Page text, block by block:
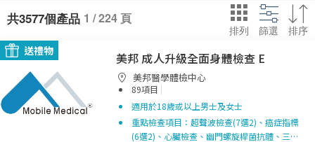
共3577個產品 1 / 224 頁
排列 篩選
排序
送禮物
美邦 成人升級全面身體檢查 E
美邦醫學體檢中心
89項目 |
適用於18歲或以上男士及女士
重點檢查項目：超聲波檢查(7選2)、癌症指標
(6選2)、心臟檢查、幽門螺旋桿菌抗體、三…